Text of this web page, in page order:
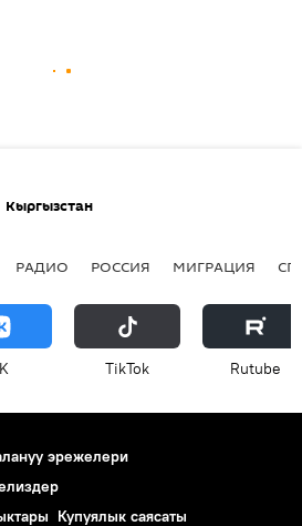
Кыргызстан
РАДИО РОССИЯ МИГРАЦИЯ
ТikТоk Rutube
эрежелери
Купуялык саясаты